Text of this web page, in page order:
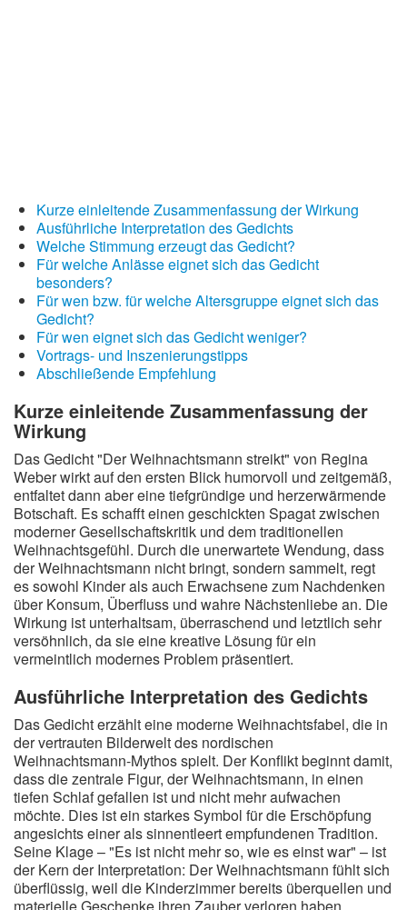
Kurze einleitende Zusammenfassung der Wirkung
Ausführliche Interpretation des Gedichts
Welche Stimmung erzeugt das Gedicht?
Für welche Anlässe eignet sich das Gedicht
besonders?
Für wen bzw. für welche Altersgruppe eignet sich das
Gedicht?
Für wen eignet sich das Gedicht weniger?
Vortrags- und Inszenierungstipps
Abschließende Empfehlung
Kurze einleitende Zusammenfassung der
Wirkung
Das Gedicht "Der Weihnachtsmann streikt" von Regina
Weber wirkt auf den ersten Blick humorvoll und zeitgemäß,
entfaltet dann aber eine tiefgründige und herzerwärmende
Botschaft. Es schafft einen geschickten Spagat zwischen
moderner Gesellschaftskritik und dem traditionellen
Weihnachtsgefühl. Durch die unerwartete Wendung, dass
der Weihnachtsmann nicht bringt, sondern sammelt, regt
es sowohl Kinder als auch Erwachsene zum Nachdenken
über Konsum, Überfluss und wahre Nächstenliebe an. Die
Wirkung ist unterhaltsam, überraschend und letztlich sehr
versöhnlich, da sie eine kreative Lösung für ein
vermeintlich modernes Problem präsentiert.
Ausführliche Interpretation des Gedichts
Das Gedicht erzählt eine moderne Weihnachtsfabel, die in
der vertrauten Bilderwelt des nordischen
Weihnachtsmann-Mythos spielt. Der Konflikt beginnt damit,
dass die zentrale Figur, der Weihnachtsmann, in einen
tiefen Schlaf gefallen ist und nicht mehr aufwachen
möchte. Dies ist ein starkes Symbol für die Erschöpfung
angesichts einer als sinnentleert empfundenen Tradition.
Seine Klage – "Es ist nicht mehr so, wie es einst war" – ist
der Kern der Interpretation: Der Weihnachtsmann fühlt sich
überflüssig, weil die Kinderzimmer bereits überquellen und